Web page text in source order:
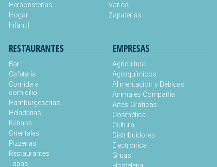
Herboristerías
Hogar
Infantil
Varios
Zapaterias
RESTAURANTES
Bar
Cafetería
Comida a
domicilio
Hamburgeserias
Heladerias
Kebabs
Orientales
Pizzerias
Restaurantes
Tapas
EMPRESAS
Agricultura
Agroquímicos
Alimentación y Bebidas
Animales Compañía
Artes Gráficas
Cosmética
Cultura
Distribuidores
Electronica
Gruas